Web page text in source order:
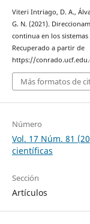
Viteri Intriago, D. A.,
G. N. (2021).
continua en los
Recuperado a partir de
https://
Más formatos de
Número
Vol. 17 Núm. 81
científicas
Sección
Artículos